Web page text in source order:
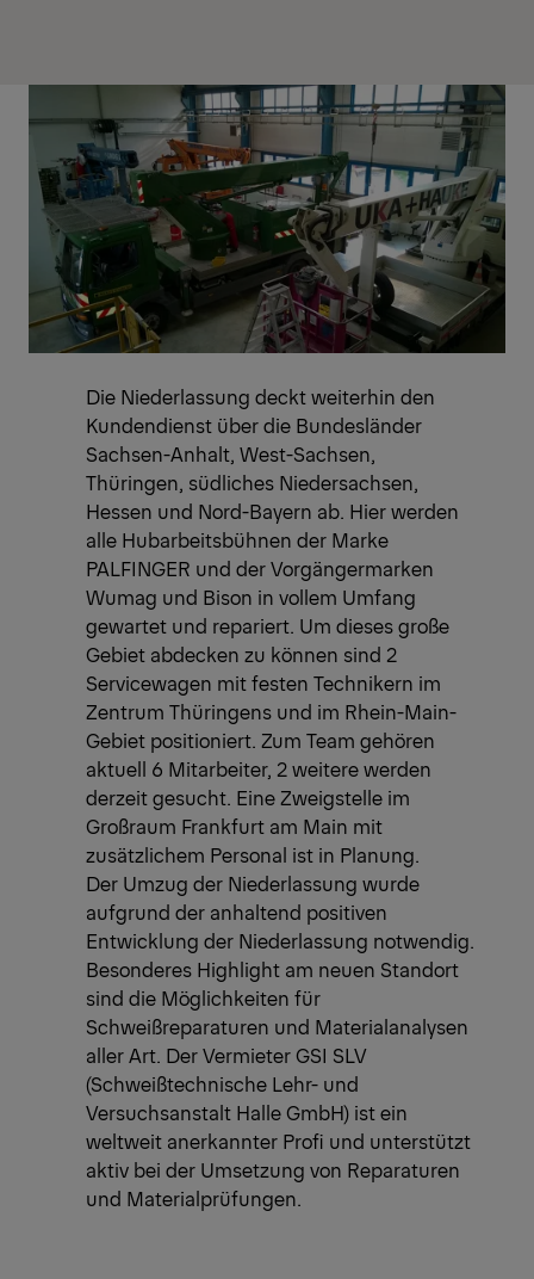
Die Niederlassung deckt weiterhin den
Kundendienst über die Bundesländer
Sachsen-Anhalt, West-Sachsen,
Thüringen, südliches Niedersachsen,
Hessen und Nord-Bayern ab. Hier werden
alle Hubarbeitsbühnen der Marke
PALFINGER und der Vorgängermarken
Wumag und Bison in vollem Umfang
gewartet und repariert. Um dieses große
Gebiet abdecken zu können sind 2
Servicewagen mit festen Technikern im
Zentrum Thüringens und im Rhein-Main-
Gebiet positioniert. Zum Team gehören
aktuell 6 Mitarbeiter, 2 weitere werden
derzeit gesucht. Eine Zweigstelle im
Großraum Frankfurt am Main mit
zusätzlichem Personal ist in Planung.
Der Umzug der Niederlassung wurde
aufgrund der anhaltend positiven
Entwicklung der Niederlassung notwendig.
Besonderes Highlight am neuen Standort
sind die Möglichkeiten für
Schweißreparaturen und Materialanalysen
aller Art. Der Vermieter GSI SLV
(Schweißtechnische Lehr- und
Versuchsanstalt Halle GmbH) ist ein
weltweit anerkannter Profi und unterstützt
aktiv bei der Umsetzung von Reparaturen
und Materialprüfungen.